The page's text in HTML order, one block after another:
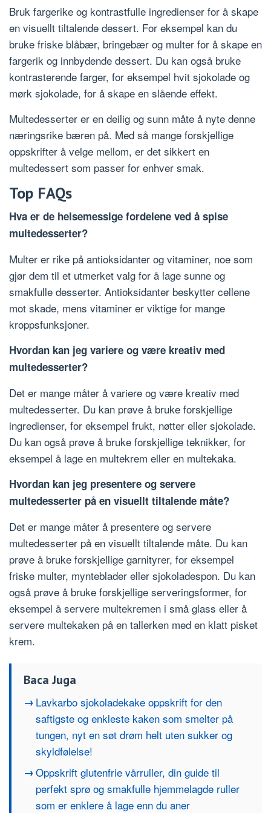
Bruk fargerike og kontrastfulle ingredienser for å skape
en visuellt tiltalende dessert. For eksempel kan du
bruke friske blåbær, bringebær og multer for å skape en
fargerik og innbydende dessert. Du kan også bruke
kontrasterende farger, for eksempel hvit sjokolade og
mørk sjokolade, for å skape en slående effekt.
Multedesserter er en deilig og sunn måte å nyte denne
næringsrike bæren på. Med så mange forskjellige
oppskrifter å velge mellom, er det sikkert en
multedessert som passer for enhver smak.
Top FAQs
Hva er de helsemessige fordelene ved å spise
multedesserter?
Multer er rike på antioksidanter og vitaminer, noe som
gjør dem til et utmerket valg for å lage sunne og
smakfulle desserter. Antioksidanter beskytter cellene
mot skade, mens vitaminer er viktige for mange
kroppsfunksjoner.
Hvordan kan jeg variere og være kreativ med
multedesserter?
Det er mange måter å variere og være kreativ med
multedesserter. Du kan prøve å bruke forskjellige
ingredienser, for eksempel frukt, nøtter eller sjokolade.
Du kan også prøve å bruke forskjellige teknikker, for
eksempel å lage en multekrem eller en multekaka.
Hvordan kan jeg presentere og servere
multedesserter på en visuellt tiltalende måte?
Det er mange måter å presentere og servere
multedesserter på en visuellt tiltalende måte. Du kan
prøve å bruke forskjellige garnityrer, for eksempel
friske multer, mynteblader eller sjokoladespon. Du kan
også prøve å bruke forskjellige serveringsformer, for
eksempel å servere multekremen i små glass eller å
servere multekaken på en tallerken med en klatt pisket
krem.
Baca Juga
Lavkarbo sjokoladekake oppskrift for den
saftigste og enkleste kaken som smelter på
tungen, nyt en søt drøm helt uten sukker og
skyldfølelse!
Oppskrift glutenfrie vårruller, din guide til
perfekt sprø og smakfulle hjemmelagde ruller
som er enklere å lage enn du aner